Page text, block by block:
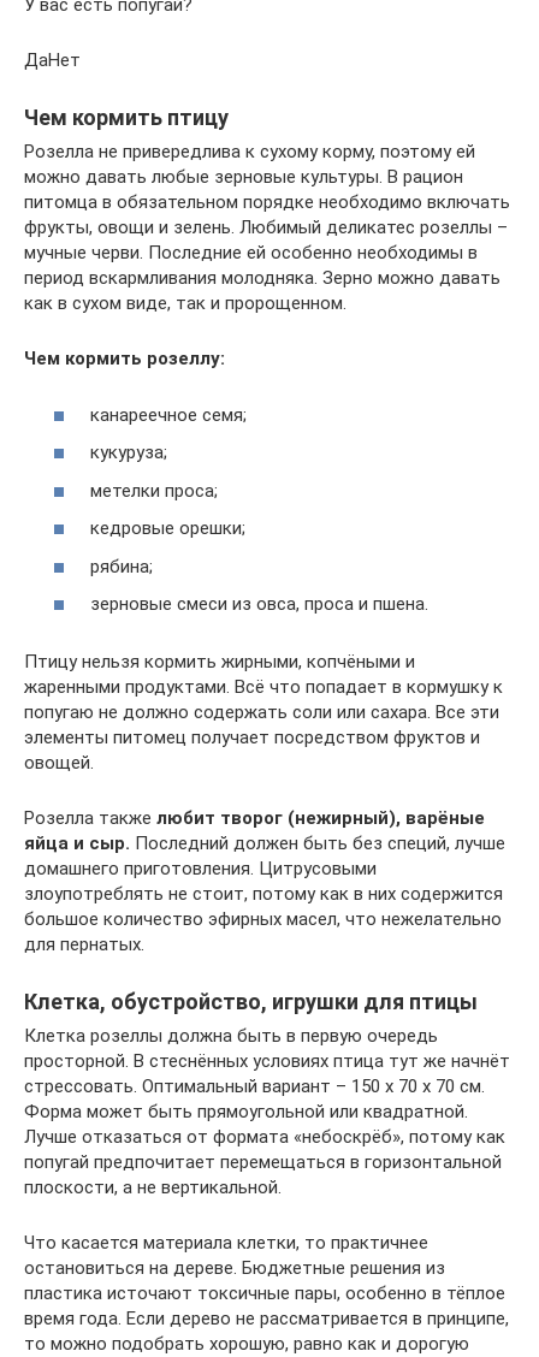
У вас есть попугай?
ДаНет
Чем кормить птицу
Розелла не привередлива к сухому корму, поэтому ей
можно давать любые зерновые культуры. В рацион
питомца в обязательном порядке необходимо включать
фрукты, овощи и зелень. Любимый деликатес розеллы –
мучные черви. Последние ей особенно необходимы в
период вскармливания молодняка. Зерно можно давать
как в сухом виде, так и пророщенном.
Чем кормить розеллу:
канареечное семя;
кукуруза;
метелки проса;
кедровые орешки;
рябина;
зерновые смеси из овса, проса и пшена.
Птицу нельзя кормить жирными, копчёными и
жаренными продуктами. Всё что попадает в кормушку к
попугаю не должно содержать соли или сахара. Все эти
элементы питомец получает посредством фруктов и
овощей.
Розелла также любит творог (нежирный), варёные
яйца и сыр. Последний должен быть без специй, лучше
домашнего приготовления. Цитрусовыми
злоупотреблять не стоит, потому как в них содержится
большое количество эфирных масел, что нежелательно
для пернатых.
Клетка, обустройство, игрушки для птицы
Клетка розеллы должна быть в первую очередь
просторной. В стеснённых условиях птица тут же начнёт
стрессовать. Оптимальный вариант – 150 х 70 х 70 см.
Форма может быть прямоугольной или квадратной.
Лучше отказаться от формата «небоскрёб», потому как
попугай предпочитает перемещаться в горизонтальной
плоскости, а не вертикальной.
Что касается материала клетки, то практичнее
остановиться на дереве. Бюджетные решения из
пластика источают токсичные пары, особенно в тёплое
время года. Если дерево не рассматривается в принципе,
то можно подобрать хорошую, равно как и дорогую